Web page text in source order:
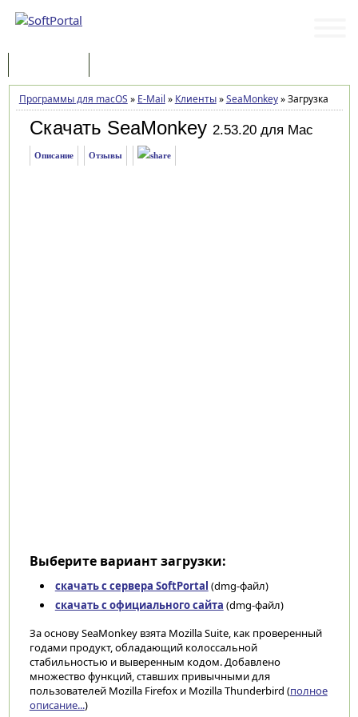
Программы для macOS » E-Mail » Клиенты»SeaMonkey»Загрузка
Скачать SeaMonkey 2.53.20 для Mac
Описание Отзывы
Выберите вариант загрузки:
скачать с сервера SoftPortal (dmg-файл)
скачать с официального сайта (dmg-файл)
За основу SeaMonkey взята Mozilla Suite, как проверенный
годами продукт, обладающий колоссальной
стабильностью и выверенным кодом. Добавлено
множество функций, ставших привычными для
пользователей Mozilla Firefox и Mozilla Thunderbird (полное
описание...)